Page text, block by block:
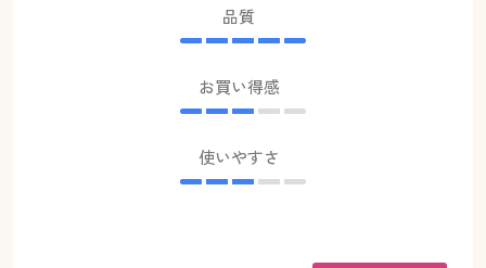
品質
お買い得感
使いやすさ